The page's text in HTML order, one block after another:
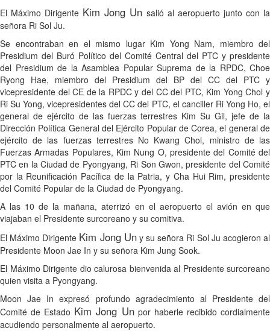
El Máximo Dirigente Kim Jong Un salió al aeropuerto junto con la
señora Ri Sol Ju.
Se encontraban en el mismo lugar Kim Yong Nam, miembro del
Presidium del Buró Político del Comité Central del PTC y presidente
del Presidium de la Asamblea Popular Suprema de la RPDC, Choe
Ryong Hae, miembro del Presidium del BP del CC del PTC y
vicepresidente del CE de la RPDC y del CC del PTC, Kim Yong Chol y
Ri Su Yong, vicepresidentes del CC del PTC, el canciller Ri Yong Ho, el
general de ejército de las fuerzas terrestres Kim Su Gil, jefe de la
Dirección Política General del Ejército Popular de Corea, el general de
ejército de las fuerzas terrestres No Kwang Chol, ministro de las
Fuerzas Armadas Populares, Kim Nung O, presidente del Comité del
PTC en la Ciudad de Pyongyang, Ri Son Gwon, presidente del Comité
por la Reunificación Pacífica de la Patria, y Cha Hui Rim, presidente
del Comité Popular de la Ciudad de Pyongyang.
A las 10 de la mañana, aterrizó en el aeropuerto el avión en que
viajaban el Presidente surcoreano y su comitiva.
El Máximo Dirigente Kim Jong Uny su señora Ri Sol Ju acogieron al
Presidente Moon Jae In y su señora Kim Jung Sook.
El Máximo Dirigente dio calurosa bienvenida al Presidente surcoreano
quien visita a Pyongyang.
Moon Jae In expresó profundo agradecimiento al Presidente del
Comité de Estado Kim Jong Unpor haberle recibido cordialmente
acudiendo personalmente al aeropuerto.